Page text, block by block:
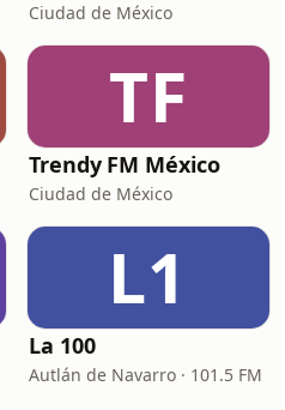
Ciudad de México
TF
Trendy FM México
Ciudad de México
L1
La 100
Autlán de Navarro · 101.5 FM